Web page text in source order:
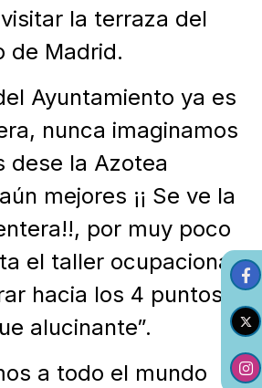
la terraza del
de Madrid.
Ayuntamiento ya es
nunca imaginamos
dese la Azotea
mejores ¡¡ Se ve la
por muy poco
el taller ocupacional.
hacia los 4 puntos
alucinante”.
a todo el mundo